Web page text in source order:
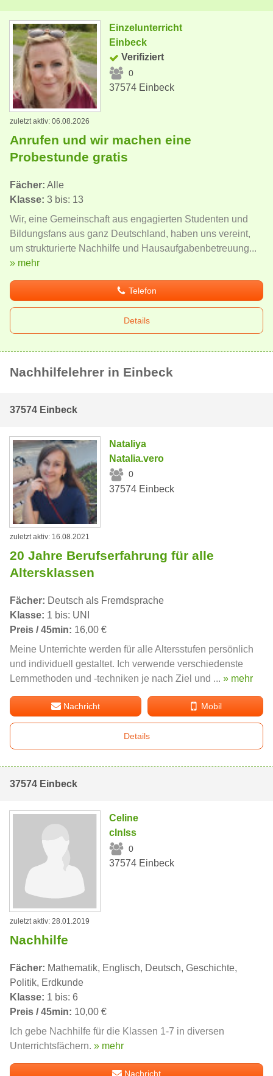
Einzelunterricht
Einbeck
Verifiziert
0
37574 Einbeck
zuletzt aktiv: 06.08.2026
Anrufen und wir machen eine
Probestunde gratis
Fächer: Alle
Klasse: 3 bis: 13
Wir, eine Gemeinschaft aus engagierten Studenten und
Bildungsfans aus ganz Deutschland, haben uns vereint,
um strukturierte Nachhilfe und Hausaufgabenbetreuung...
» mehr
Telefon
Details
Nachhilfelehrer in Einbeck
37574 Einbeck
Nataliya
Natalia.vero
0
37574 Einbeck
zuletzt aktiv: 16.08.2021
20 Jahre Berufserfahrung für alle
Altersklassen
Fächer: Deutsch als Fremdsprache
Klasse: 1 bis: UNI
Preis / 45min: 16,00 €
Meine Unterrichte werden für alle Altersstufen persönlich
und individuell gestaltet. Ich verwende verschiedenste
Lernmethoden und -techniken je nach Ziel und ... » mehr
Nachricht Mobil
Details
37574 Einbeck
Celine
clnlss
0
37574 Einbeck
zuletzt aktiv: 28.01.2019
Nachhilfe
Fächer: Mathematik, Englisch, Deutsch, Geschichte,
Politik, Erdkunde
Klasse: 1 bis: 6
Preis / 45min: 10,00 €
Ich gebe Nachhilfe für die Klassen 1-7 in diversen
Unterrichtsfächern. » mehr
Nachricht